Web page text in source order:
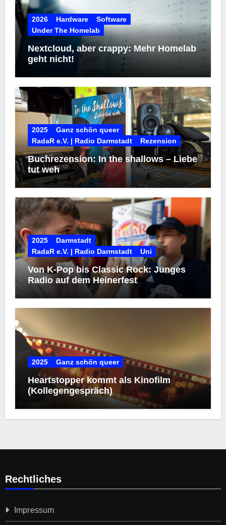
2026 Hardware
Software
Under The Homelab
Nextcloud, aber crappy: Mehr Homelab
geht nicht!
2025
Ganz schön queer
RadaR e.V. | Radio Darmstadt
Rezension
Buchrezension: In the shallows – Liebe
tut weh
2025
Darmstadt
RadaR e.V. | Radio Darmstadt
Uni
Von K-Pop bis Classic Rock: Junges
Radio auf dem Heinerfest
2025 Ganz schön queer
Heartstopper kommt als Kinofilm
(Kollegengespräch)
Rechtliches
Impressum